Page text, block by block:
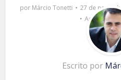
por Márcio Tonetti 27 de
Adicionar
Escrito por